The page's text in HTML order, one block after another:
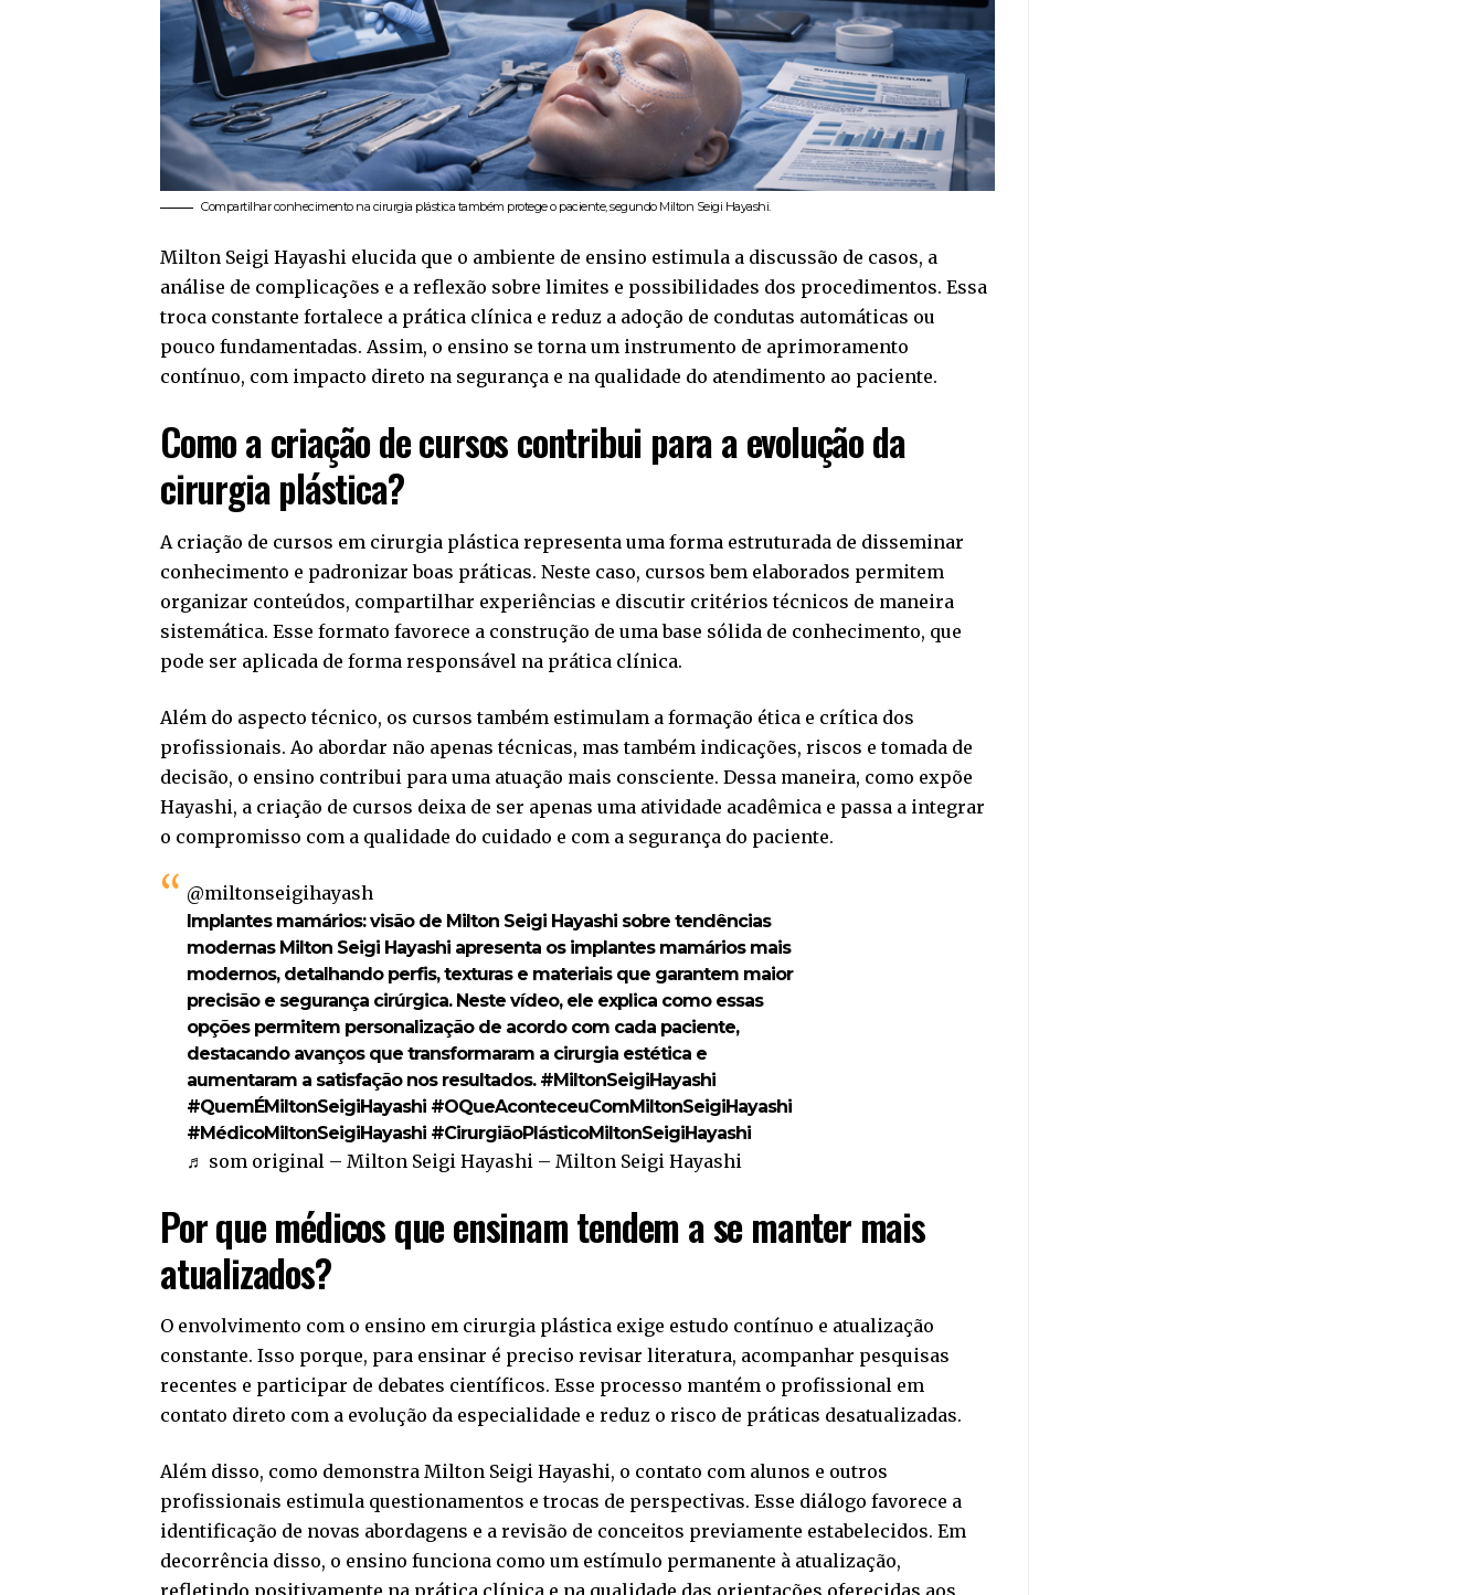
Compartilhar conhecimento na cirurgia plástica também protege o paciente, segundo Milton Seigi Hayashi.
Milton Seigi Hayashi elucida que o ambiente de ensino estimula a discussão de casos, a
análise de complicações e a reflexão sobre limites e possibilidades dos procedimentos. Essa
troca constante fortalece a prática clínica e reduz a adoção de condutas automáticas ou
pouco fundamentadas. Assim, o ensino se torna um instrumento de aprimoramento
contínuo, com impacto direto na segurança e na qualidade do atendimento ao paciente.
Como a criação de cursos contribui para a evolução da
cirurgia plástica?
A criação de cursos em cirurgia plástica representa uma forma estruturada de disseminar
conhecimento e padronizar boas práticas. Neste caso, cursos bem elaborados permitem
organizar conteúdos, compartilhar experiências e discutir critérios técnicos de maneira
sistemática. Esse formato favorece a construção de uma base sólida de conhecimento, que
pode ser aplicada de forma responsável na prática clínica.
Além do aspecto técnico, os cursos também estimulam a formação ética e crítica dos
profissionais. Ao abordar não apenas técnicas, mas também indicações, riscos e tomada de
decisão, o ensino contribui para uma atuação mais consciente. Dessa maneira, como expõe
Hayashi, a criação de cursos deixa de ser apenas uma atividade acadêmica e passa a integrar
o compromisso com a qualidade do cuidado e com a segurança do paciente.
@miltonseigihayash
Implantes mamários: visão de Milton Seigi Hayashi sobre tendências
modernas Milton Seigi Hayashi apresenta os implantes mamários mais
modernos, detalhando perfis, texturas e materiais que garantem maior
precisão e segurança cirúrgica. Neste vídeo, ele explica como essas
opções permitem personalização de acordo com cada paciente,
destacando avanços que transformaram a cirurgia estética e
aumentaram a satisfação nos resultados. #MiltonSeigiHayashi
#QuemÉMiltonSeigiHayashi #OQueAconteceuComMiltonSeigiHayashi
#MédicoMiltonSeigiHayashi #CirurgiãoPlásticoMiltonSeigiHayashi
♬ som original – Milton Seigi Hayashi – Milton Seigi Hayashi
Por que médicos que ensinam tendem a se manter mais
atualizados?
O envolvimento com o ensino em cirurgia plástica exige estudo contínuo e atualização
constante. Isso porque, para ensinar é preciso revisar literatura, acompanhar pesquisas
recentes e participar de debates científicos. Esse processo mantém o profissional em
contato direto com a evolução da especialidade e reduz o risco de práticas desatualizadas.
Além disso, como demonstra Milton Seigi Hayashi, o contato com alunos e outros
profissionais estimula questionamentos e trocas de perspectivas. Esse diálogo favorece a
identificação de novas abordagens e a revisão de conceitos previamente estabelecidos. Em
decorrência disso, o ensino funciona como um estímulo permanente à atualização,